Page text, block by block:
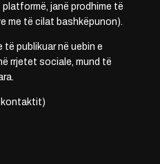
janë prodhime të
me të cilat bashkëpunon).
publikuar në uebin e
rrjetet sociale, mund të
kontaktit)